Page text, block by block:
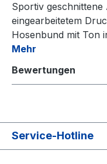
Sportiv
eingearbeitetem
Hosenbund mit Ton
Mehr
Bewertungen
Service-Hotline